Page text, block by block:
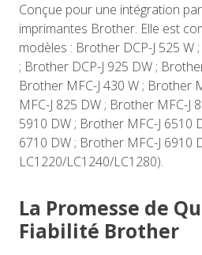
Conçue pour une intégration
imprimantes Brother. Elle est
modèles : Brother DCP-J 525 W
; Brother DCP-J 925 DW ;
Brother MFC-J 430 W ; Brother
MFC-J 825 DW ; Brother MFC-J
5910 DW ; Brother MFC-J 6510
6710 DW ; Brother MFC-J 6910
LC1220/LC1240/LC1280).
La Promesse de
Fiabilité Brother